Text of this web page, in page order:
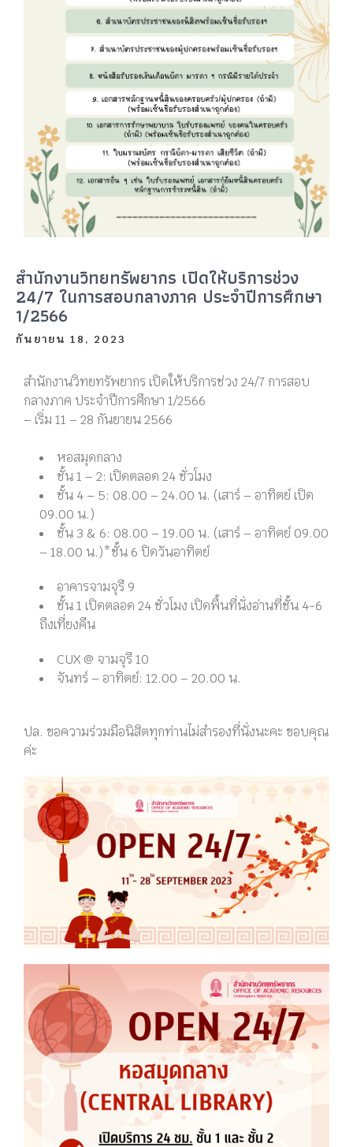
สำนักงานวิทยทรัพยากร เปิดให้บริการช่วง
24/7 ในการสอบกลางภาค ประจำปีการศึกษา
1/2566
กันยายน 18, 2023
สำนักงานวิทยทรัพยากร เปิดให้บริการช่วง 24/7 การสอบ
กลางภาค ประจำปีการศึกษา 1/2566
– เริ่ม 11 – 28 กันยายน 2566
หอสมุดกลาง
ชั้น 1 – 2: เปิดตลอด 24 ชั่วโมง
ชั้น 4 – 5: 08.00 – 24.00 น. (เสาร์ – อาทิตย์ เปิด
09.00 น.)
ชั้น 3 & 6: 08.00 – 19.00 น. (เสาร์ – อาทิตย์ 09.00
– 18.00 น.)*ชั้น 6 ปิดวันอาทิตย์
อาคารจามจุรี 9
ชั้น 1 เปิดตลอด 24 ชั่วโมง เปิดพื้นที่นั่งอ่านที่ชั้น 4-6
ถึงเที่ยงคืน
CUX @ จามจุรี 10
จันทร์ – อาทิตย์: 12.00 – 20.00 น.
ปล. ขอความร่วมมือนิสิตทุกท่านไม่สำรองที่นั่งนะคะ ขอบคุณ
ค่ะ